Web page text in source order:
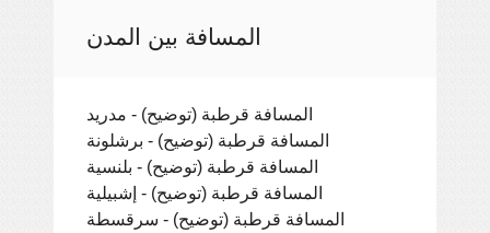
المسافة بين المدن
المسافة قرطبة (توضيح) - مدريد
المسافة قرطبة (توضيح) - برشلونة
المسافة قرطبة (توضيح) - بلنسية
المسافة قرطبة (توضيح) - إشبيلية
المسافة قرطبة (توضيح) - سرقسطة